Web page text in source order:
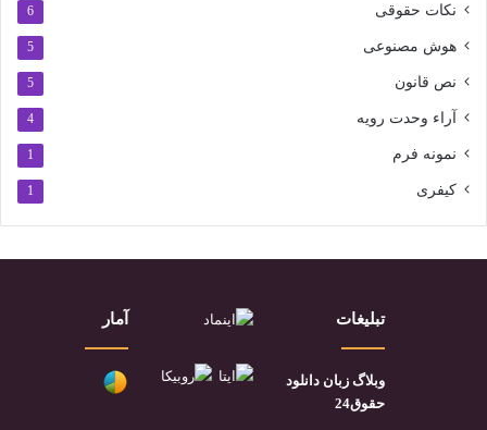
نکات حقوقی 6
هوش مصنوعی 5
نص قانون 5
آراء وحدت رویه 4
نمونه فرم 1
کیفری 1
تبلیغات
وبلاگ زبان دانلود
حقوق24
آمار